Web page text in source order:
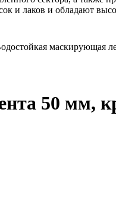
и лаков и обладают
маскирующая
50 мм,